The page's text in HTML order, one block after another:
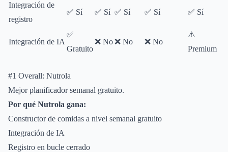
Integración de
registro
✅ Sí ✅ Sí ✅ Sí ✅ Sí ✅ Sí
Integración de IA
✅
Gratuito
❌ No❌ No ❌ No
⚠️
Premium
#1 Overall: Nutrola
Mejor planificador semanal gratuito.
Por qué Nutrola gana:
Constructor de comidas a nivel semanal gratuito
Integración de IA
Registro en bucle cerrado